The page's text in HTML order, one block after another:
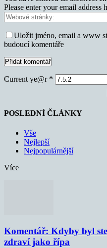
Please enter your email address
Uložit jméno, email a www
budoucí komentáře
Current ye@r *
POSLEDNÍ ČLÁNKY
Vše
Nejlepší
Nejpopulárnější
Více
Komentář: Kdyby byl
zdraví jako řípa